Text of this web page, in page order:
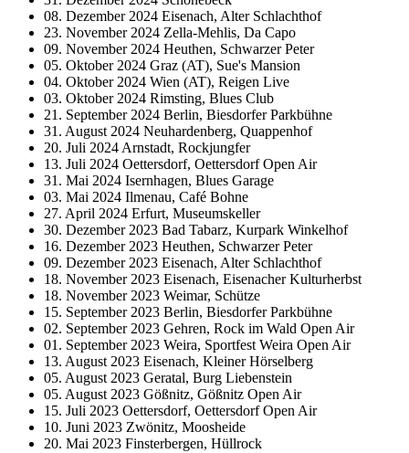
08. Dezember 2024 Eisenach, Alter Schlachthof
23. November 2024 Zella-Mehlis, Da Capo
09. November 2024 Heuthen, Schwarzer Peter
05. Oktober 2024 Graz (AT), Sue's Mansion
04. Oktober 2024 Wien (AT), Reigen Live
03. Oktober 2024 Rimsting, Blues Club
21. September 2024 Berlin, Biesdorfer Parkbühne
31. August 2024 Neuhardenberg, Quappenhof
20. Juli 2024 Arnstadt, Rockjungfer
13. Juli 2024 Oettersdorf, Oettersdorf Open Air
31. Mai 2024 Isernhagen, Blues Garage
03. Mai 2024 Ilmenau, Café Bohne
27. April 2024 Erfurt, Museumskeller
30. Dezember 2023 Bad Tabarz, Kurpark Winkelhof
16. Dezember 2023 Heuthen, Schwarzer Peter
09. Dezember 2023 Eisenach, Alter Schlachthof
18. November 2023 Eisenach, Eisenacher Kulturherbst
18. November 2023 Weimar, Schütze
15. September 2023 Berlin, Biesdorfer Parkbühne
02. September 2023 Gehren, Rock im Wald Open Air
01. September 2023 Weira, Sportfest Weira Open Air
13. August 2023 Eisenach, Kleiner Hörselberg
05. August 2023 Geratal, Burg Liebenstein
05. August 2023 Gößnitz, Gößnitz Open Air
15. Juli 2023 Oettersdorf, Oettersdorf Open Air
10. Juni 2023 Zwönitz, Moosheide
20. Mai 2023 Finsterbergen, Hüllrock